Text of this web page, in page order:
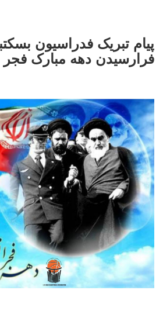
پیام تبریک فدراسیون
فرارسیدن دهه مبارک فجر